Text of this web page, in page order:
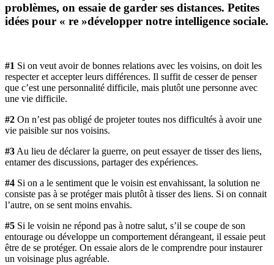
problèmes, on essaie de garder ses distances. Petites
idées pour « re »développer notre intelligence sociale.
#1 Si on veut avoir de bonnes relations avec les voisins, on doit les
respecter et accepter leurs différences. Il suffit de cesser de penser
que c’est une personnalité difficile, mais plutôt une personne avec
une vie difficile.
#2 On n’est pas obligé de projeter toutes nos difficultés à avoir une
vie paisible sur nos voisins.
#3 Au lieu de déclarer la guerre, on peut essayer de tisser des liens,
entamer des discussions, partager des expériences.
#4 Si on a le sentiment que le voisin est envahissant, la solution ne
consiste pas à se protéger mais plutôt à tisser des liens. Si on connait
l’autre, on se sent moins envahis.
#5 Si le voisin ne répond pas à notre salut, s’il se coupe de son
entourage ou développe un comportement dérangeant, il essaie peut
être de se protéger. On essaie alors de le comprendre pour instaurer
un voisinage plus agréable.